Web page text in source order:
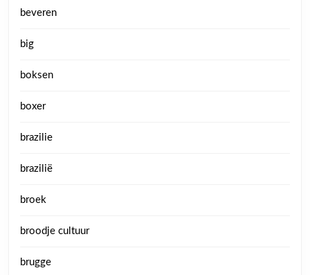
beveren
big
boksen
boxer
brazilie
brazilië
broek
broodje cultuur
brugge